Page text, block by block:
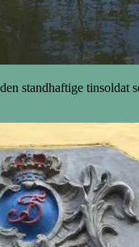
standhaftige tinsoldat